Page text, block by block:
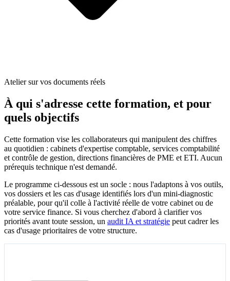
Atelier sur vos documents réels
À qui s'adresse cette formation, et pour
quels objectifs
Cette formation vise les collaborateurs qui manipulent des chiffres
au quotidien : cabinets d'expertise comptable, services comptabilité
et contrôle de gestion, directions financières de PME et ETI. Aucun
prérequis technique n'est demandé.
Le programme ci-dessous est un socle : nous l'adaptons à vos outils,
vos dossiers et les cas d'usage identifiés lors d'un mini-diagnostic
préalable, pour qu'il colle à l'activité réelle de votre cabinet ou de
votre service finance. Si vous cherchez d'abord à clarifier vos
priorités avant toute session, un audit IA et stratégie peut cadrer les
cas d'usage prioritaires de votre structure.